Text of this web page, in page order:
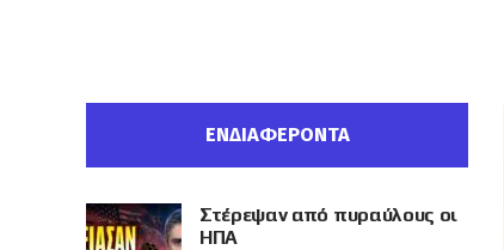
ΕΝΔΙΑΦΕΡΟΝΤΑ
Στέρεψαν από πυραύλους οι
ΗΠΑ